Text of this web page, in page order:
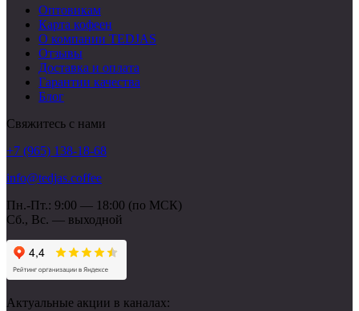
Оптовикам
Карта кофеен
О компании TEDJAS
Отзывы
Доставка и оплата
Гарантии качества
Блог
Свяжитесь с нами
+7 (965) 138-18-68
info@tedjas.coffee
Пн.-Пт.: 9:00 — 18:00 (по МСК)
Сб., Вс. — выходной
Актуальные акции в каналах: